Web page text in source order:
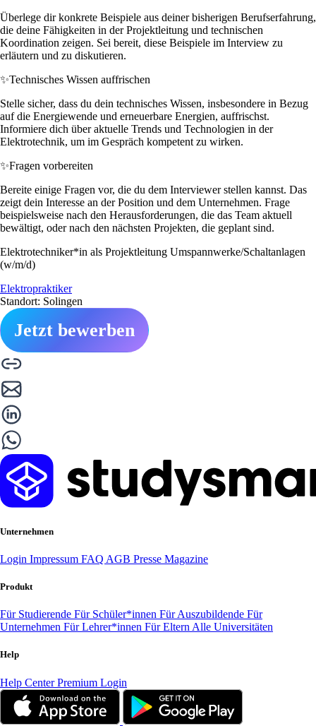
Überlege dir konkrete Beispiele aus deiner bisherigen Berufserfahrung,
die deine Fähigkeiten in der Projektleitung und technischen
Koordination zeigen. Sei bereit, diese Beispiele im Interview zu
erläutern und zu diskutieren.
✨Technisches Wissen auffrischen
Stelle sicher, dass du dein technisches Wissen, insbesondere in Bezug
auf die Energiewende und erneuerbare Energien, auffrischst.
Informiere dich über aktuelle Trends und Technologien in der
Elektrotechnik, um im Gespräch kompetent zu wirken.
✨Fragen vorbereiten
Bereite einige Fragen vor, die du dem Interviewer stellen kannst. Das
zeigt dein Interesse an der Position und dem Unternehmen. Frage
beispielsweise nach den Herausforderungen, die das Team aktuell
bewältigt, oder nach den nächsten Projekten, die geplant sind.
Elektrotechniker*in als Projektleitung Umspannwerke/Schaltanlagen
(w/m/d)
Elektropraktiker
Standort: Solingen
Jetzt bewerben
Unternehmen
Login Impressum FAQ AGB Presse Magazine
Produkt
Für Studierende Für Schüler*innen Für Auszubildende Für
Unternehmen Für Lehrer*innen Für Eltern Alle Universitäten
Help
Help CenterPremium Login